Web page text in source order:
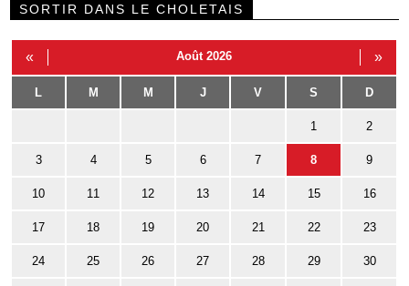
SORTIR DANS LE CHOLETAIS
« Août 2026 »
L M M J V S D
1 2
3 4 5 6 7 8 9
10 11 12 13 14 15 16
17 18 19 20 21 22 23
24 25 26 27 28 29 30